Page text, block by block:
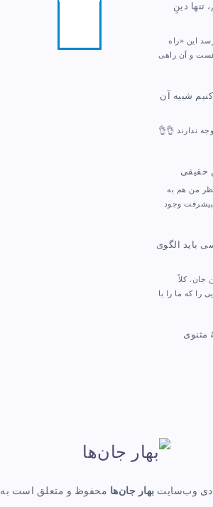
تنها دینِ
این «راه
هست و آن راهی
شبیه آن
ندارند 👌👌
حقیقی
من هم به
پیشرفت وجود
باید الگوی
کلاً
را که ما را با
مثنوی
وب‌سایت بهار جان‌ها محفوظ و متعلق است به